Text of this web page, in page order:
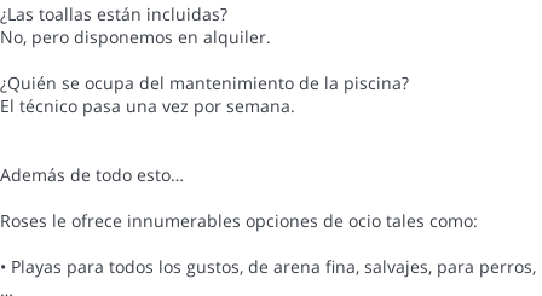
¿Las toallas están incluidas?
No, pero disponemos en alquiler.
¿Quién se ocupa del mantenimiento de la piscina?
El técnico pasa una vez por semana.
Además de todo esto…
Roses le ofrece innumerables opciones de ocio tales como:
• Playas para todos los gustos, de arena fina, salvajes, para perros,
…